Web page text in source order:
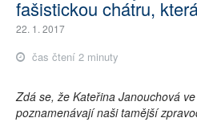
fašistickou chátru,
22. 1. 2017
čas čtení 2 minuty
Zdá se, že Kateřina Janouchová
poznamenávají naši tamější